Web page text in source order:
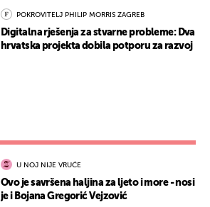
POKROVITELJ PHILIP MORRIS ZAGREB
Digitalna rješenja za stvarne probleme: Dva
hrvatska projekta dobila potporu za razvoj
U NOJ NIJE VRUĆE
Ovo je savršena haljina za ljeto i more - nosi
je i Bojana Gregorić Vejzović